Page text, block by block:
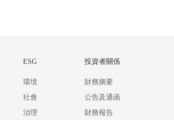
ESG
環境
社會
治理
投資者關係
財務摘要
公告及通函
財務報告